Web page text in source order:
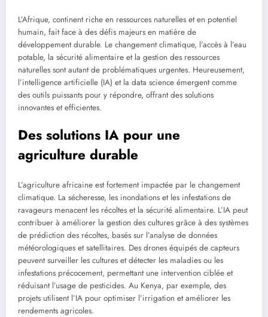
L’Afrique, continent riche en ressources naturelles et en potentiel
humain, fait face à des défis majeurs en matière de
développement durable. Le changement climatique, l’accès à l’eau
potable, la sécurité alimentaire et la gestion des ressources
naturelles sont autant de problématiques urgentes. Heureusement,
l’intelligence artificielle (IA) et la data science émergent comme
des outils puissants pour y répondre, offrant des solutions
innovantes et efficientes.
Des solutions IA pour une
agriculture durable
L’agriculture africaine est fortement impactée par le changement
climatique. La sécheresse, les inondations et les infestations de
ravageurs menacent les récoltes et la sécurité alimentaire. L’IA peut
contribuer à améliorer la gestion des cultures grâce à des systèmes
de prédiction des récoltes, basés sur l’analyse de données
météorologiques et satellitaires. Des drones équipés de capteurs
peuvent surveiller les cultures et détecter les maladies ou les
infestations précocement, permettant une intervention ciblée et
réduisant l’usage de pesticides. Au Kenya, par exemple, des
projets utilisent l’IA pour optimiser l’irrigation et améliorer les
rendements agricoles.